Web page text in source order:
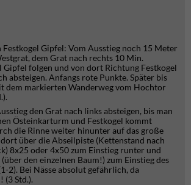
Festkogel Gipfel: Vom Ausstieg noch 15 Meter
dem Grat nach rechts 10 Min.
Gipfel folgen und von dort Richtung Festkogel
absteigen. Anfangs rote Punkte. Später bis
dem markierten Wanderweg vom Hochtor
den Grat nach links absteigen, bis man
Östeinkarturm und Festkogel kommt
die Rinne weiter hinunter auf das große
über die Abseilpiste (Kettenstand nach
8x25 oder 4x50 zum Einstieg runter und
den einzelnen Baum!) zum Einstieg des
2). Bei Nässe absolut gefährlich, da
(3 Std.).